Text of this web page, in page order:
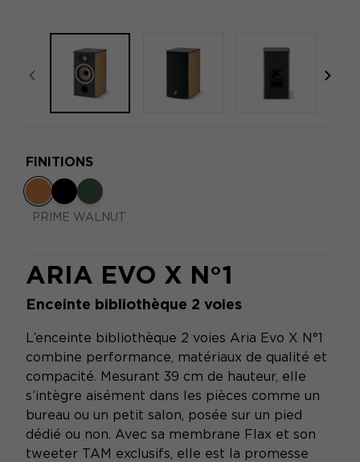
focal-naim-frontent::misc.prev_label
ARIA EVO X N°1
Enceinte bibliothèque 2 voies
L’enceinte bibliothèque 2 voies Aria Evo X N°1
combine performance, matériaux de qualité et
compacité. Mesurant 39 cm de hauteur, elle
s’intègre aisément dans les pièces comme un
bureau ou un petit salon, posée sur un pied
dédié ou non. Avec sa membrane Flax et son
tweeter TAM exclusifs, elle est la promesse
FINITIONS
PRIME WALNUT